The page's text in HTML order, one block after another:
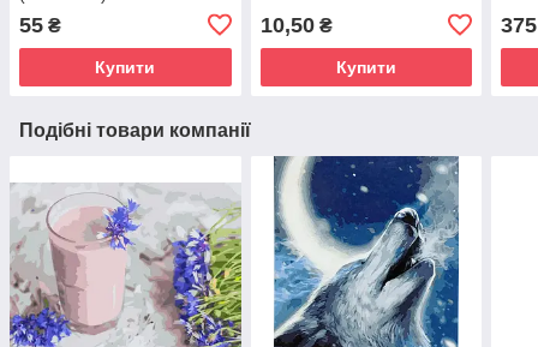
55 ₴
Купити
10,50₴
Купити
375
Подібні товари компанії